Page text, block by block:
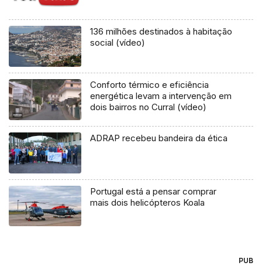
136 milhões destinados à habitação
social (vídeo)
Conforto térmico e eficiência
energética levam a intervenção em
dois bairros no Curral (vídeo)
ADRAP recebeu bandeira da ética
Portugal está a pensar comprar
mais dois helicópteros Koala
PUB